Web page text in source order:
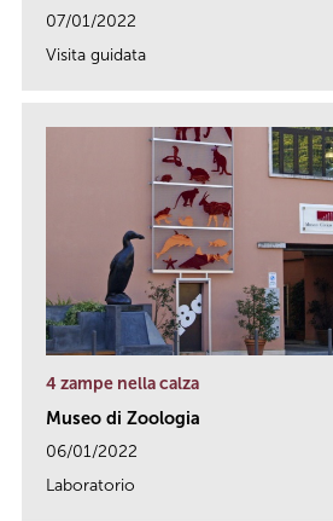
07/01/2022
Visita guidata
4 zampe nella calza
Museo di Zoologia
06/01/2022
Laboratorio